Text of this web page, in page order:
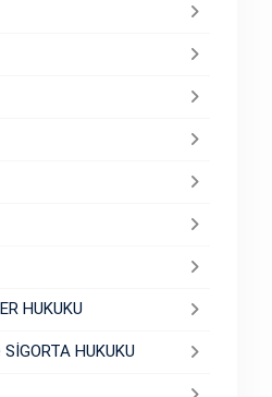
HUKUKU
HUKUKU